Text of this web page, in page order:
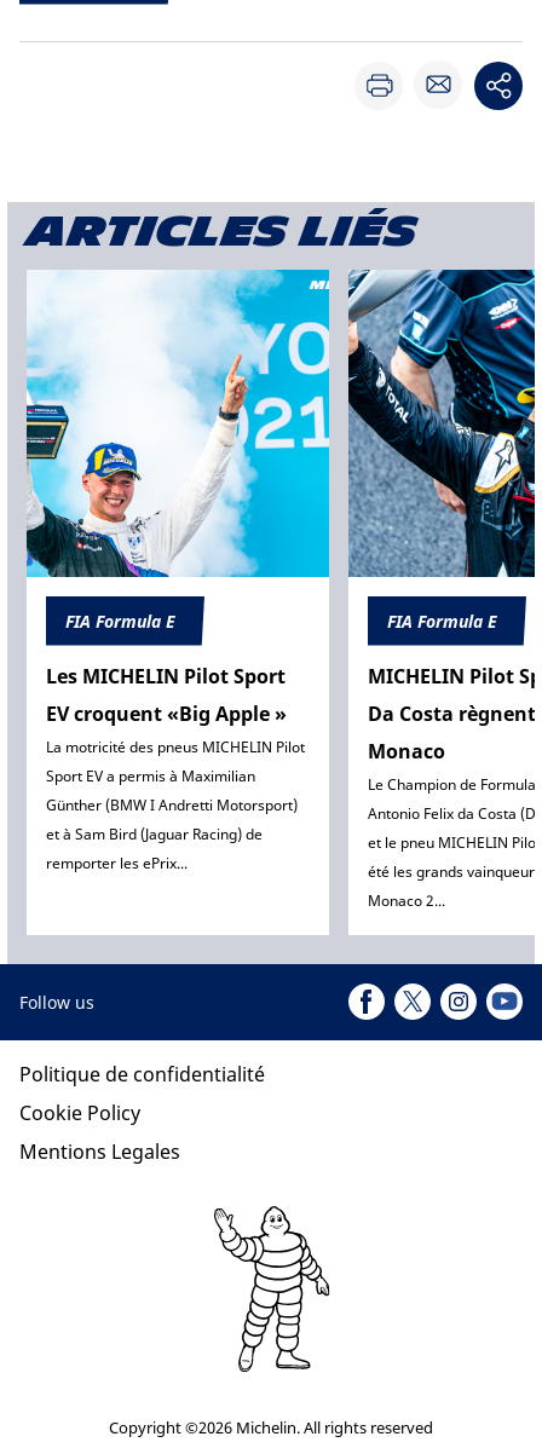
Articles liés
FIA Formula E
Les MICHELIN Pilot Sport
EV croquent «Big Apple »
La motricité des pneus MICHELIN Pilot
Sport EV a permis à Maximilian
Günther (BMW I Andretti Motorsport)
et à Sam Bird (Jaguar Racing) de
remporter les ePrix...
FIA Formula E
MICHELIN Pilot
Da Costa règnent
Monaco
Le Champion de Formula
Antonio Felix da Costa
et le pneu MICHELIN
été les grands
Monaco 2...
Follow us
Politique de confidentialité
Cookie Policy
Mentions Legales
Copyright ©2026 Michelin. All rights reserved